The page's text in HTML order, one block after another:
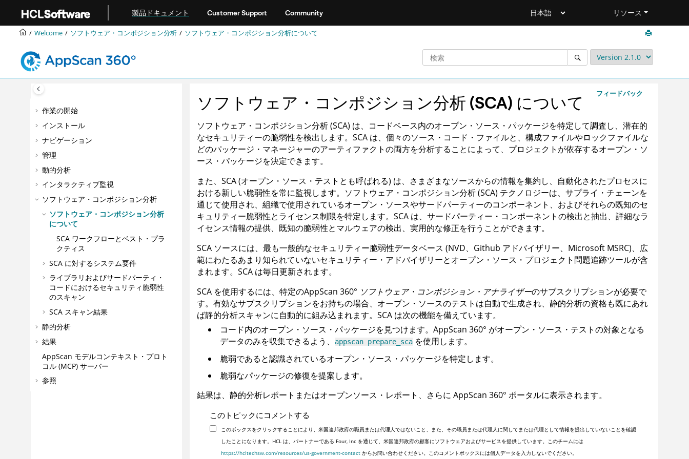
製品ドキュメント Customer Support Community リソース
Welcome ソフトウェア・コンポジション分析 ソフトウェア・コンポジション分析について
作業の開始
インストール
ナビゲーション
管理
動的分析
インタラクティブ監視
ソフトウェア・コンポジション分析
ソフトウェア・コンポジション分析
について
SCA ワークフローとベスト・プラ
クティス
SCA に対するシステム要件
ライブラリおよびサードパーティ・
コードにおけるセキュリティ脆弱性
のスキャン
SCA スキャン結果
静的分析
結果
AppScan モデルコンテキスト・プロト
コル (MCP) サーバー
参照
フィードバック
ソフトウェア・コンポジション分析 (SCA) について
ソフトウェア・コンポジション分析 (SCA) は、コードベース内のオープン・ソース・パッケージを特定して調査し、潜在的
なセキュリティーの脆弱性を検出します。SCA は、個々のソース・コード・ファイルと、構成ファイルやロックファイルな
どのパッケージ・マネージャーのアーティファクトの両方を分析することによって、プロジェクトが依存するオープン・ソ
ース・パッケージを決定できます。
また、SCA (オープン・ソース・テストとも呼ばれる) は、さまざまなソースからの情報を集約し、自動化されたプロセスに
おける新しい脆弱性を常に監視します。ソフトウェア・コンポジション分析 (SCA) テクノロジーは、サプライ・チェーンを
通じて使用され、組織で使用されているオープン・ソースやサードパーティーのコンポーネント、およびそれらの既知のセ
キュリティー脆弱性とライセンス制限を特定します。SCA は、サードパーティー・コンポーネントの検出と抽出、詳細なラ
イセンス情報の提供、既知の脆弱性とマルウェアの検出、実用的な修正を行うことができます。
SCA ソースには、最も一般的なセキュリティー脆弱性データベース (NVD、Github アドバイザリー、Microsoft MSRC)、広
範にわたるあまり知られていないセキュリティー・アドバイザリーとオープン・ソース・プロジェクト問題追跡ツールが含
まれます。SCA は毎日更新されます。
SCA を使用するには、特定のAppScan 360° ソフトウェア・コンポジション・アナライザーのサブスクリプションが必要で
す。有効なサブスクリプションをお持ちの場合、オープン・ソースのテストは自動で生成され、静的分析の資格も既にあれ
ば静的分析スキャンに自動的に組み込まれます。SCA は次の機能を備えています。
コード内のオープン・ソース・パッケージを見つけます。 AppScan 360° がオープン・ソース・テストの対象となる
データのみを収集できるよう、
appscan prepare_scaを使用します。
脆弱であると認識されているオープン・ソース・パッケージを特定します。
脆弱なパッケージの修復を提案します。
結果は、静的分析レポートまたはオープンソース・レポート、さらに AppScan 360° ポータルに表示されます。
このトピックにコメントする
このボックスをクリックすることにより、米国連邦政府の職員または代理人ではないこと、また、その職員または代理人に関してまたは代理として情報を提出していないことを確認
したことになります。HCL は、パートナーである Four, Inc を通じて、米国連邦政府の顧客にソフトウェアおよびサービスを提供しています。このチームには
https://hcltechsw.com/resources/us-government-contact からお問い合わせください。このコメントボックスには個人データを入力しないでください。